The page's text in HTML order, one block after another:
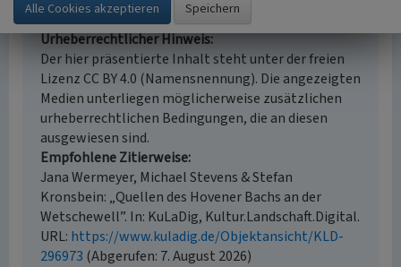
Empfohlene Zitierweise
Urheberrechtlicher Hinweis
Der hier präsentierte Inhalt steht unter der freien
Lizenz CC BY 4.0 (Namensnennung). Die angezeigten
Medien unterliegen möglicherweise zusätzlichen
urheberrechtlichen Bedingungen, die an diesen
ausgewiesen sind.
Empfohlene Zitierweise
Jana Wermeyer, Michael Stevens & Stefan
Kronsbein: „Quellen des Hovener Bachs an der
Wetschewell”. In: KuLaDig, Kultur.Landschaft.Digital.
URL: https://www.kuladig.de/Objektansicht/KLD-
296973 (Abgerufen: 7. August 2026)